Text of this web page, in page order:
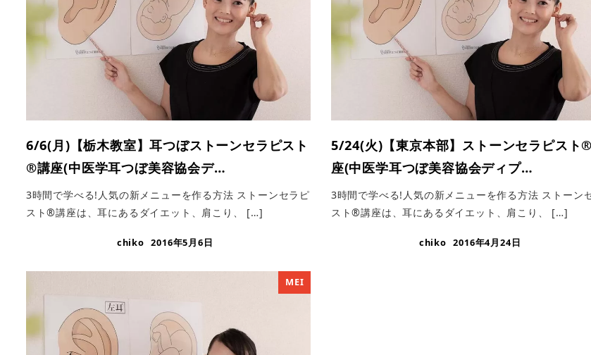
6/6(月)【栃木教室】耳つぼストーンセラピスト
®︎講座(中医学耳つぼ美容協会デ…
3時間で学べる!人気の新メニューを作る方法 ストーンセラピ
スト®講座は、耳にあるダイエット、肩こり、 […]
chiko 2016年5月6日
5/24(火)【東京本部】ストーンセラピスト
座(中医学耳つぼ美容協会ディプ…
3時間で学べる!人気の新メニューを作る方法 ストーン
スト®講座は、耳にあるダイエット、肩こり、 […]
chiko 2016年4月24日
MEI